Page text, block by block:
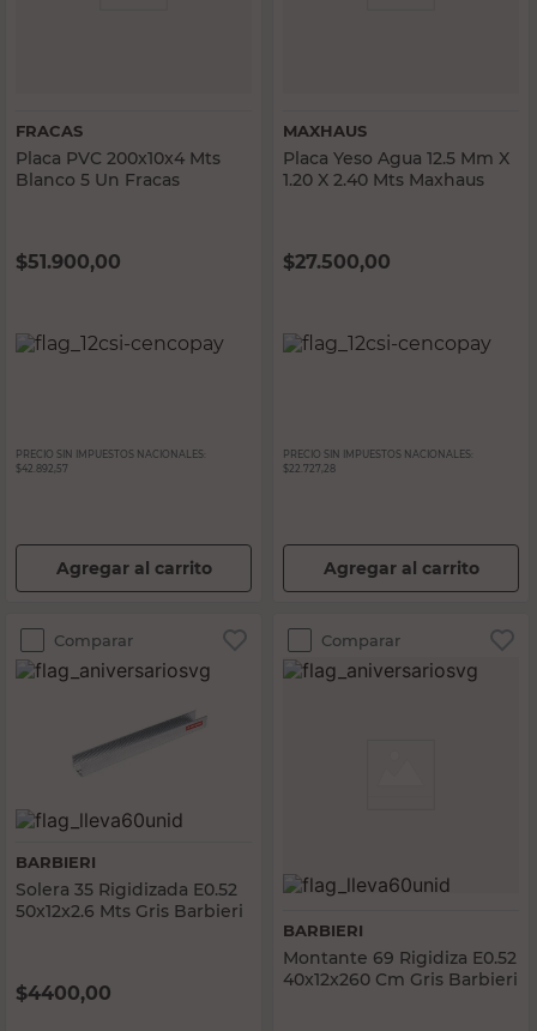
FRACAS
Placa PVC 200x10x4 Mts
Blanco 5 Un Fracas
$51.900,00
PRECIO SIN IMPUESTOS NACIONALES:
$42.892,57
Agregar al carrito
MAXHAUS
Placa Yeso Agua 12.5 Mm X
1.20 X 2.40 Mts Maxhaus
$27.500,00
PRECIO SIN IMPUESTOS NACIONALES:
$22.727,28
Agregar al carrito
Comparar
BARBIERI
Solera 35 Rigidizada E0.52
50x12x2.6 Mts Gris Barbieri
$4400,00
Comparar
BARBIERI
Montante 69 Rigidiza E0.52
40x12x260 Cm Gris Barbieri